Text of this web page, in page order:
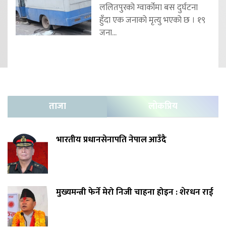
ललितपुरको ग्वार्कोमा बस दुर्घटना
हुँदा एक जनाको मृत्यु भएको छ । १९
जना...
ताजा लोकप्रिय
भारतीय प्रधानसेनापति नेपाल आउँदै
मुख्यमन्त्री फेर्ने मेरो निजी चाहना होइन : शेरधन राई